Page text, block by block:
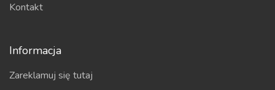
Kontakt
Informacja
Zareklamuj się tutaj